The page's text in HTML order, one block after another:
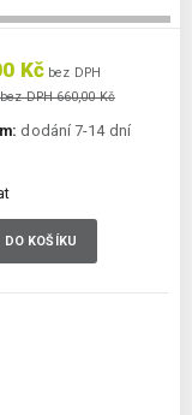
Kč bez DPH
DPH 660,00 Kč
dodání 7-14 dní
DO KOŠÍKU